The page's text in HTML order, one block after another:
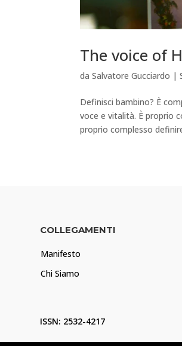
The voice of
daSalvatore Gucciardo |
Definisci bambino? È
voce e vitalità. È proprio
proprio complesso
COLLEGAMENTI
Manifesto
Chi Siamo
ISSN: 2532-4217